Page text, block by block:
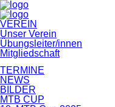
Navigation
überspringen
VEREIN
Unser Verein
Übungsleiter/innen
Mitgliedschaft
TERMINE
NEWS
BILDER
MTB CUP